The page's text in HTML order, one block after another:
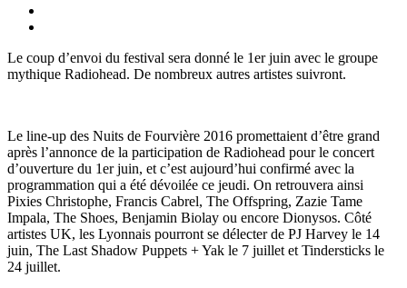
Le coup d’envoi du festival sera donné le 1er juin avec le groupe
mythique Radiohead. De nombreux autres artistes suivront.
Le line-up des Nuits de Fourvière 2016 promettaient d’être grand
après l’annonce de la participation de Radiohead pour le concert
d’ouverture du 1er juin, et c’est aujourd’hui confirmé avec la
programmation qui a été dévoilée ce jeudi. On retrouvera ainsi
Pixies Christophe, Francis Cabrel, The Offspring, Zazie Tame
Impala, The Shoes, Benjamin Biolay ou encore Dionysos. Côté
artistes UK, les Lyonnais pourront se délecter de PJ Harvey le 14
juin, The Last Shadow Puppets + Yak le 7 juillet et Tindersticks le
24 juillet.